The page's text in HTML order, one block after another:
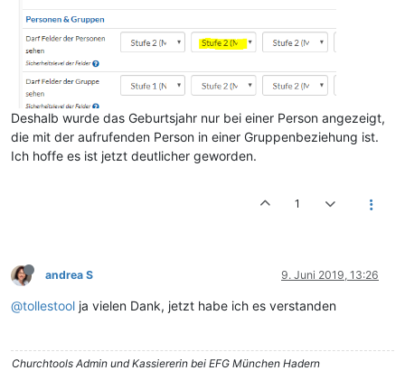
Deshalb wurde das Geburtsjahr nur bei einer Person angezeigt,
die mit der aufrufenden Person in einer Gruppenbeziehung ist.
Ich hoffe es ist jetzt deutlicher geworden.
1
andrea S 9. Juni 2019, 13:26
@tollestool ja vielen Dank, jetzt habe ich es verstanden
Churchtools Admin und Kassiererin bei EFG München Hadern